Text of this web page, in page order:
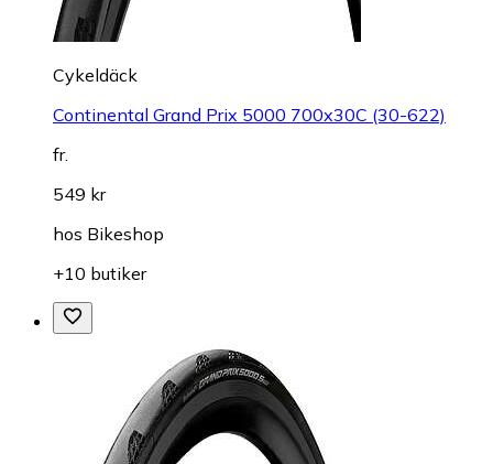
Cykeldäck
Continental Grand Prix 5000 700x30C (30-622)
fr.
549 kr
hos Bikeshop
+10 butiker